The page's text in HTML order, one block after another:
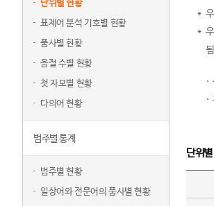
단위별 현황
표제어 분석 기호별 현황
품사별 현황
음절 수별 현황
첫 자모별 현황
다의어 현황
범주별 통계
범주별 현황
일상어와 전문어의 품사별 현황
단위